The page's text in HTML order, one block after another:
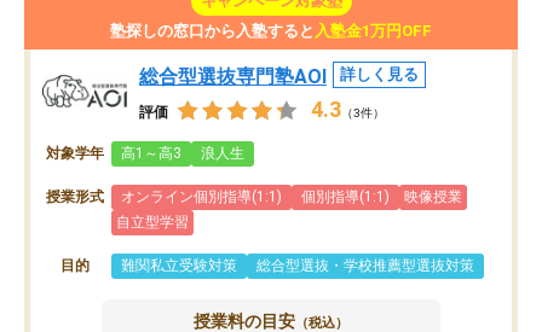
塾探しの窓口から入塾すると 入塾金1万円OFF
総合型選抜専門塾AOI 詳しく見る
評価 4.3 （3件）
対象学年 高1～高3 浪人生
授業形式 オンライン個別指導(1:1) 個別指導(1:1)
映像授業
自立型学習
目的 難関私立受験対策 総合型選抜・学校推薦型選抜対策
授業料の目安 （税込）